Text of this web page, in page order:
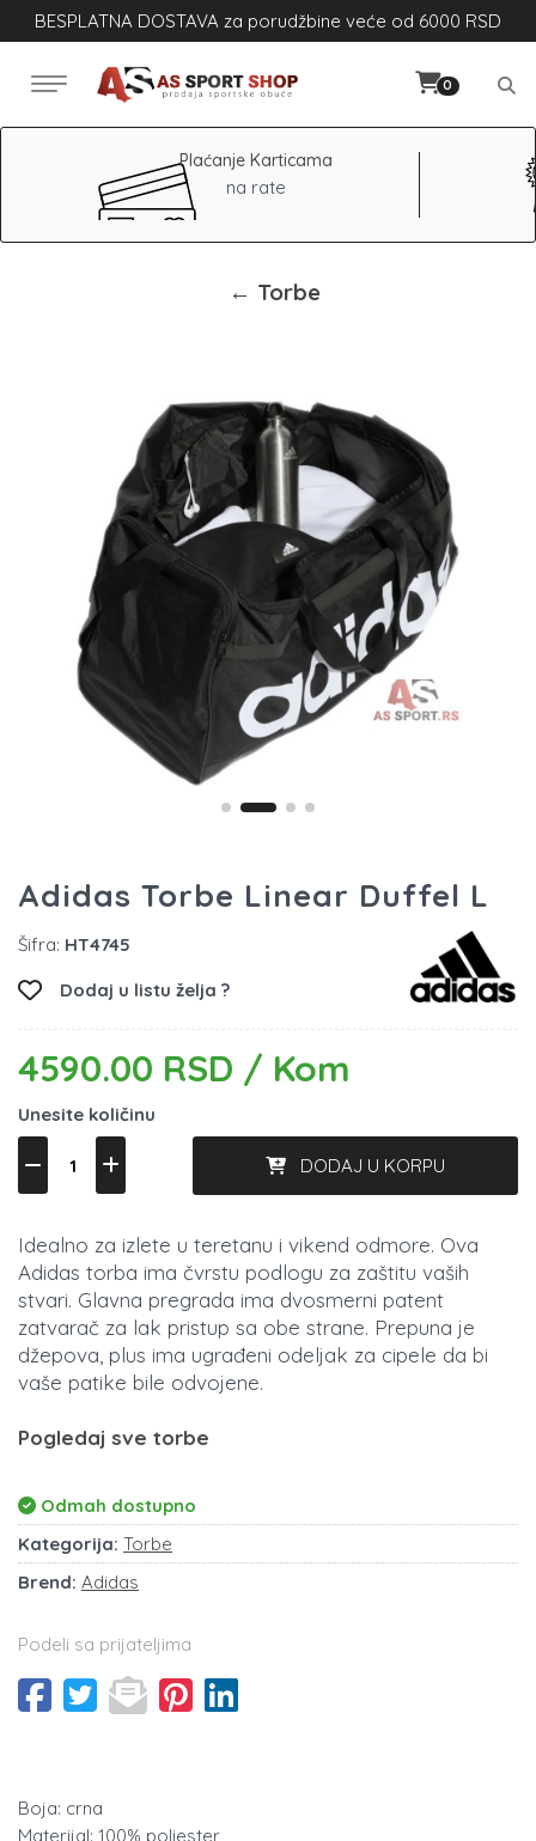
BESPLATNA DOSTAVA za porudžbine veće od 6000 RSD
0
Plaćanje Karticama
na rate
← Torbe
Adidas Torbe Linear Duffel L
Šifra: HT4745
Dodaj u listu želja ?
4590.00 RSD / Kom
Unesite količinu
DODAJ U KORPU
Idealno za izlete u teretanu i vikend odmore. Ova
Adidas torba ima čvrstu podlogu za zaštitu vaših
stvari. Glavna pregrada ima dvosmerni patent
zatvarač za lak pristup sa obe strane. Prepuna je
džepova, plus ima ugrađeni odeljak za cipele da bi
vaše patike bile odvojene.
Pogledaj sve torbe
Odmah dostupno
Kategorija: Torbe
Brend: Adidas
Podeli sa prijateljima
Boja: crna
Materijal: 100% poliester